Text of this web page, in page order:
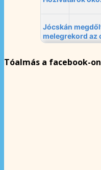
Tóalmás a facebook-on